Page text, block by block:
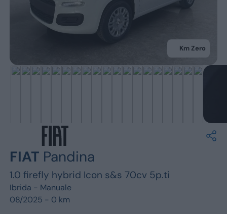
Fiat
Vedi tutti i marchi
Km Zero
FIAT Pandina
1.0 firefly hybrid Icon s&s 70cv 5p.ti
Ibrida - Manuale
08/2025 - 0 km